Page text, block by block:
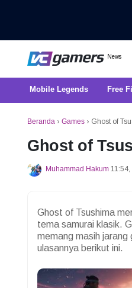
News
Mobile Legends Free
Beranda › Games › Ghost of
Ghost of
Muhammad Hakum
Ghost of Tsushima
tema samurai klasik.
memang masih
ulasannya berikut ini.